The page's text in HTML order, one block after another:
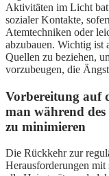
Aktivitäten im Licht
sozialer Kontakte,
Atemtechniken oder
abzubauen. Wichtig ist
Quellen zu beziehen,
vorzubeugen, die
Vorbereitung auf
man während
zu minimieren
Die Rückkehr zur
Herausforderungen